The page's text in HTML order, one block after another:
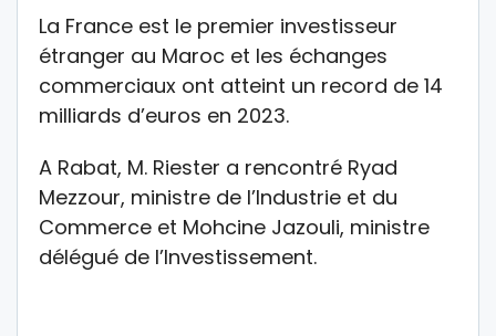
La France est le premier investisseur
étranger au Maroc et les échanges
commerciaux ont atteint un record de 14
milliards d’euros en 2023.
A Rabat, M. Riester a rencontré Ryad
Mezzour, ministre de l’Industrie et du
Commerce et Mohcine Jazouli, ministre
délégué de l’Investissement.